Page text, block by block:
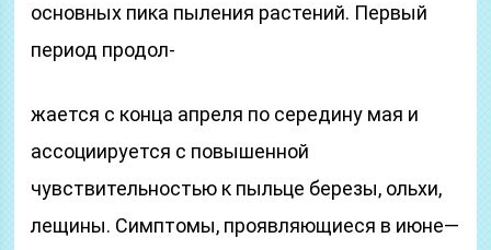
основных пика пыления растений. Первый
период продол-
жается с конца апреля по середину мая и
ассоциируется с повышенной
чувствительностью к пыльце березы, ольхи,
лещины. Симптомы, проявляющиеся в июне—